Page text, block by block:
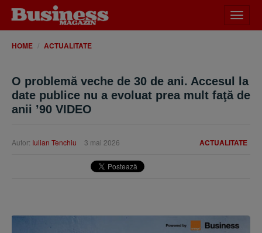
meniu
HOME ACTUALITATE
O problemă veche de 30 de ani. Accesul la
date publice nu a evoluat prea mult faţă de
anii ’90 VIDEO
ACTUALITATE
Autor: Iulian Tenchiu 3 mai 2026